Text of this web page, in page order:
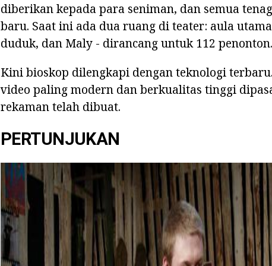
diberikan kepada para seniman, dan semua
baru. Saat ini ada dua ruang di teater: aula
duduk, dan Maly - dirancang untuk 112 penonton.
Kini bioskop dilengkapi dengan teknologi
video paling modern dan berkualitas tinggi
rekaman telah dibuat.
PERTUNJUKAN